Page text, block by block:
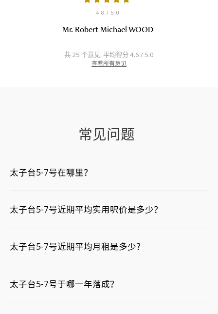
4.8 / 5.0
Mr. Robert Michael WOOD
共 25 个意见, 平均得分 4.6 / 5.0
查看所有意见
常见问题
太子台5-7号在哪里？
太子台5-7号近期平均实用呎价是多少？
太子台5-7号近期平均月租是多少？
太子台5-7号于哪一年落成？